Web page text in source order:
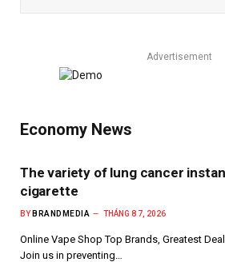
Advertisement
Economy News
The variety of lung cancer
cigarette
BY BRANDMEDIA THÁNG 8 7, 2026
Online Vape Shop Top Brands, Greatest
Join us in preventing…